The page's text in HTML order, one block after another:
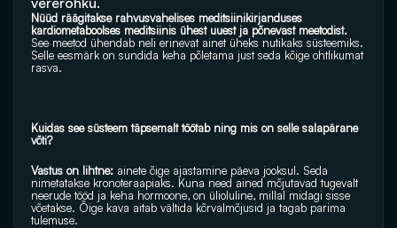
Nüüd räägitakse rahvusvahelises meditsiinikirjanduses
See meetod ühendab neli erinevat ainet üheks nutikaks süsteemiks.
Selle eesmärk on sundida keha põletama just seda kõige ohtlikumat
rasva.
Kuidas see süsteem täpsemalt töötab ning mis on selle salapärane
võti?
Vastus on lihtne: ainete õige ajastamine päeva jooksul. Seda
nimetatakse kronoteraapiaks. Kuna need ained mõjutavad tugevalt
neerude tööd ja keha hormoone, on ülioluline, millal midagi sisse
võetakse. Õige kava aitab vältida kõrvalmõjusid ja tagab parima
tulemuse.